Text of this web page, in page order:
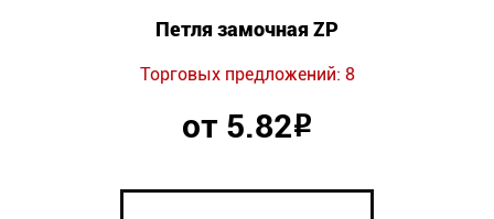
Петля замочная ZP
Торговых предложений: 8
от 5.82Р